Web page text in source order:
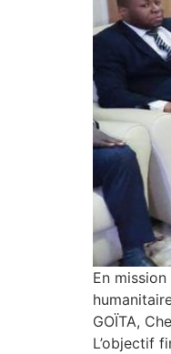
En
GOÏTA,
L’objectif